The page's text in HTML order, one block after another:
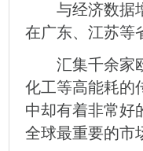
与经济数据增
在广东、江苏等
汇集千余家欧
化工等高能耗的
中却有着非常好
全球最重要的市